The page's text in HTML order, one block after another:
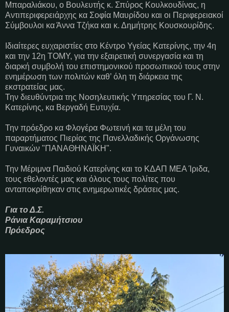
Μπαραλιάκου, ο Βουλευτής κ. Σπύρος Κουλκουδίνας, η
Αντιπεριφερειάρχης κα Σοφία Μαυρίδου και οι Περιφερειακοί
Σύμβουλοι κα Άννα Τζήκα και κ. Δημήτρης Κουσκουρίδης.
Ιδιαίτερες ευχαριστίες στο Κέντρο Υγείας Κατερίνης, την 4η
και την 12η ΤΟΜΥ, για την εξαιρετική συνεργασία και τη
διαρκή συμβολή του επιστημονικού προσωπικού τους στην
ενημέρωση των πολιτών καθ’ όλη τη διάρκεια της
εκστρατείας μας.
Την διευθύντρια της Νοσηλευτικής Υπηρεσίας του Γ. Ν.
Κατερίνης, κα Βεργαδή Ευτυχία.
Την πρόεδρο κα Φλογέρα Φωτεινή και τα μέλη του
παραρτήματος Πιερίας της Πανελλαδικής Οργάνωσης
Γυναικών "ΠΑΝΑΘΗΝΑΪΚΗ".
Την Μέριμνα Παιδιού Κατερίνης και το ΚΔΑΠ ΜΕΑ Ίριδα,
τους εθελοντές μας και όλους τους πολίτες που
ανταποκρίθηκαν στις ενημερωτικές δράσεις μας.
Για το Δ.Σ.
Ράνια Καραμήτσιου
Πρόεδρος